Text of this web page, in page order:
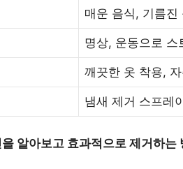
매운 음식, 기름진
명상, 운동으로 스
깨끗한 옷 착용,
냄새 제거 스프레
알아보고 효과적으로 제거하는